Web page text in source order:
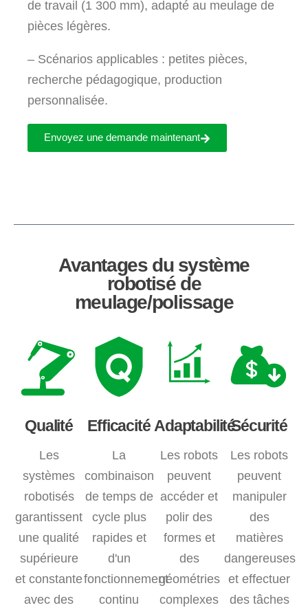
de travail (1 300 mm), adapté au meulage de
pièces légères.
– Scénarios applicables : petites pièces,
recherche pédagogique, production
personnalisée.
Envoyez une demande maintenant
Avantages du système
robotisé de
meulage/polissage
Qualité
Les
systèmes
robotisés
garantissent
une qualité
supérieure
et constante
avec des
Efficacité
La
combinaison
de temps de
cycle plus
rapides et
d'un
fonctionnement
continu
Adaptabilité
Les robots
peuvent
accéder et
polir des
formes et
des
géométries
complexes
Sécurité
Les robots
peuvent
manipuler
des
matières
dangereuses
et effectuer
des tâches